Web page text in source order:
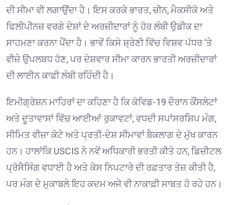
ਦੀ ਸੀਮਾ ਵੀ ਲਗਾਉਂਦਾ ਹੈ। ਇਸ ਕਰਕੇ ਭਾਰਤ, ਚੀਨ, ਮੈਕਸੀਕੋ ਅਤੇ
ਫਿਲੀਪੀਨਜ਼ ਵਰਗੇ ਦੇਸ਼ਾਂ ਦੇ ਅਰਜ਼ੀਦਾਰਾਂ ਨੂੰ ਹੋਰ ਲੰਬੀ ਉਡੀਕ ਦਾ
ਸਾਹਮਣਾ ਕਰਨਾ ਪੈਂਦਾ ਹੈ। ਭਾਵੇਂ ਕਿਸੇ ਸ਼੍ਰੇਣੀ ਵਿੱਚ ਵਿਸ਼ਵ ਪੱਧਰ ’ਤੇ
ਵੀਜ਼ੇ ਉਪਲਬਧ ਹੋਣ, ਪਰ ਦੇਸ਼ਵਾਰ ਸੀਮਾ ਕਾਰਨ ਭਾਰਤੀ ਅਰਜ਼ੀਦਾਰਾਂ
ਦੀ ਲਾਈਨ ਕਾਫ਼ੀ ਲੰਬੀ ਰਹਿੰਦੀ ਹੈ।
ਇਮੀਗ੍ਰੇਸ਼ਨ ਮਾਹਿਰਾਂ ਦਾ ਕਹਿਣਾ ਹੈ ਕਿ ਕੋਵਿਡ-19 ਦੌਰਾਨ ਕੌਂਸਲੇਟਾਂ
ਅਤੇ ਦੂਤਾਵਾਸਾਂ ਵਿੱਚ ਆਈਆਂ ਰੁਕਾਵਟਾਂ, ਵਧਦੀ ਸਪਾਂਸਰਸ਼ਿਪ ਮੰਗ,
ਸੀਮਿਤ ਵੀਜ਼ਾ ਕੋਟੇ ਅਤੇ ਪ੍ਰਤੀ-ਦੇਸ਼ ਸੀਮਾਵਾਂ ਬੈਕਲਾਗ ਦੇ ਮੁੱਖ ਕਾਰਨ
ਹਨ। ਹਾਲਾਂਕਿ USCIS ਨੇ ਨਵੇਂ ਅਧਿਕਾਰੀ ਭਰਤੀ ਕੀਤੇ ਹਨ, ਡਿਜ਼ੀਟਲ
ਪ੍ਰੋਸੈਸਿੰਗ ਵਧਾਈ ਹੈ ਅਤੇ ਕੇਸ ਨਿਪਟਾਰੇ ਦੀ ਰਫ਼ਤਾਰ ਤੇਜ਼ ਕੀਤੀ ਹੈ,
ਪਰ ਮੰਗ ਦੇ ਮੁਕਾਬਲੇ ਇਹ ਕਦਮ ਅਜੇ ਵੀ ਨਾਕਾਫ਼ੀ ਸਾਬਤ ਹੋ ਰਹੇ ਹਨ।